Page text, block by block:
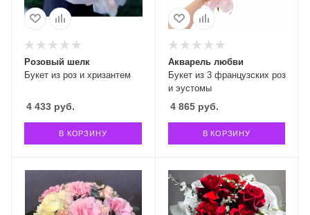
Букет из роз и хризантем
Розовый шелк
4 433 руб.
В КОРЗИНУ
Букет из 3 французских роз
и эустомы
Акварель любви
4 865руб.
В КОРЗИНУ